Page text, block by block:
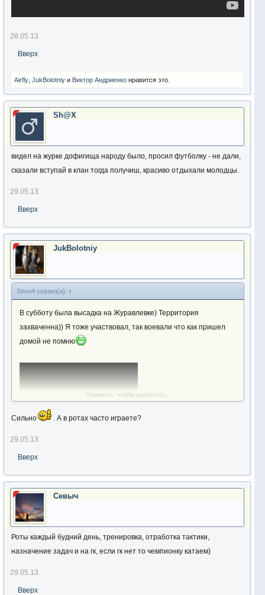
28.05.13
Вверх
Airfly JukBolotniy и Виктор Андриенко нравится это.
Sh@X
видел на журке дофигища народу было, просил футболку - не дали,
сказали вступай в клан тогда получиш, красиво отдыхали молодцы.
29.05.13
Вверх
JukBolotniy
Sevu4 сказал(а): ↑
В субботу была высадка на Журавлевке) Территория
захваченна)) Я тоже участвовал, так воевали что как пришел
домой не помню
Нажмите, чтобы раскрыть...
Сильно . А в ротах часто играете?
29.05.13
Вверх
Севыч
Роты каждый будний день, тренировка, отработка тактики,
назначение задач и на гк, если гк нет то чемпионку катаем)
29.05.13
Вверх